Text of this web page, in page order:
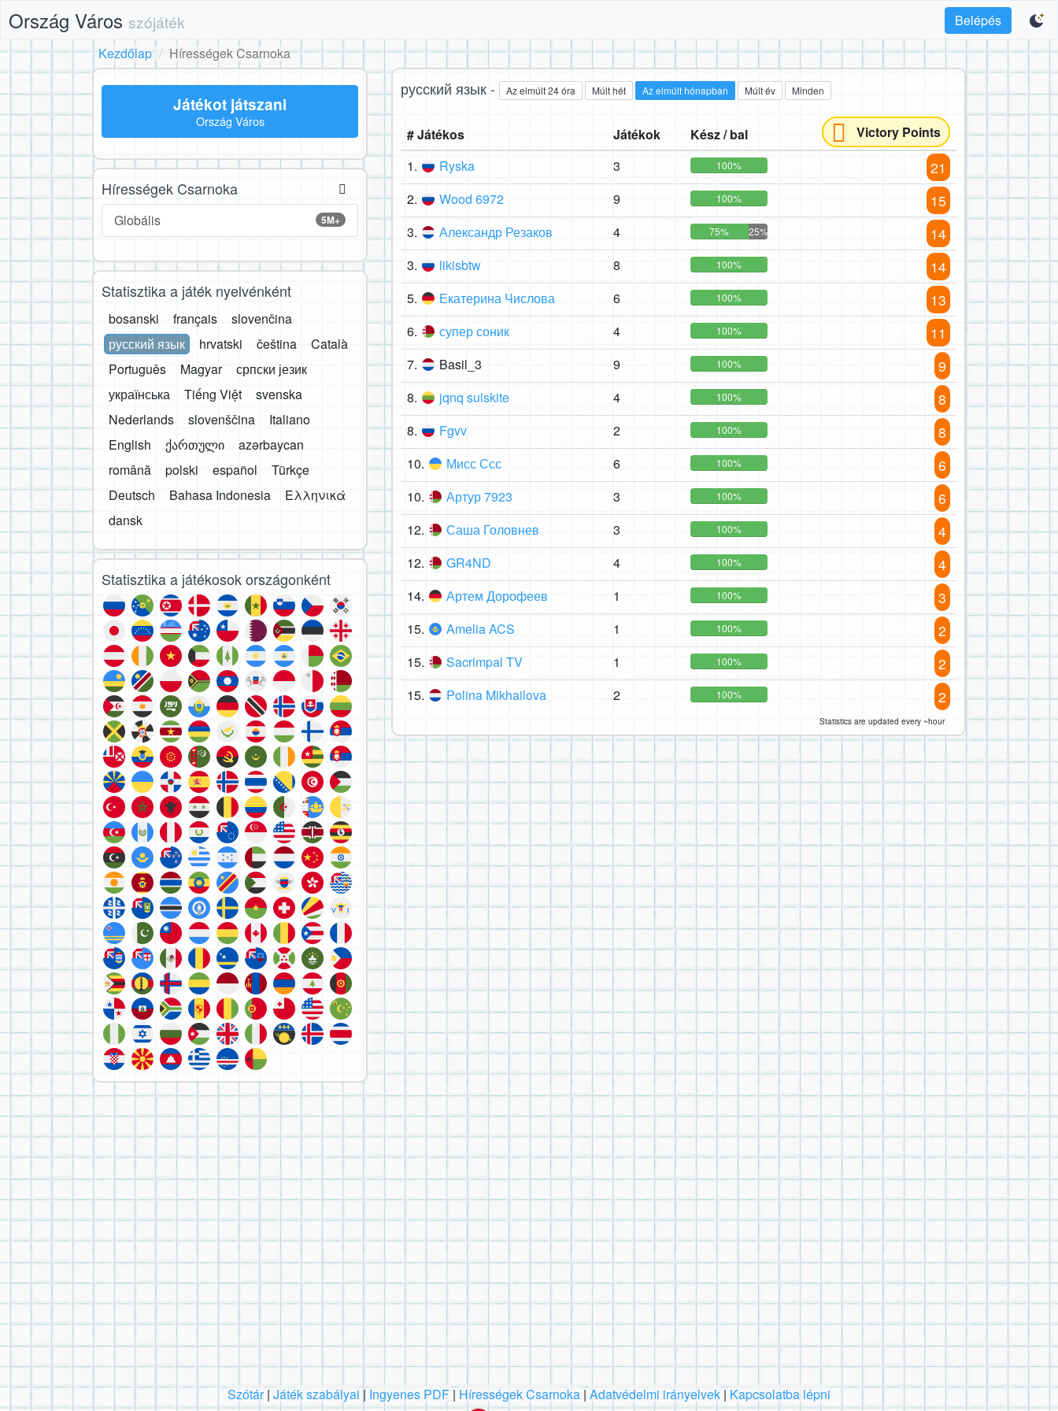
Ország Város szójáték
Belépés
Kezdőlap
Hírességek Csarnoka
русский язык - Az elmúlt 24 óra Múlt hét Az elmúlt hónapban Múlt év Minden
# Játékos Játékok Kész / bal
Victory Points
1.
Ryska 3 100% 21
2. Wood 6972 9 100% 15
3. Александр Резаков 4 75% 25% 14
3. likisbtw 8 100% 14
5. Екатерина Числова 6 100% 13
6. супер соник 4 100% 11
7. Basil_3 9 100% 9
8. jqnq sulskite 4 100% 8
8. Fgvv 2 100% 8
10. Мисс Ссс 6 100% 6
10. Артур 7923 3 100% 6
12. Саша Головнев 3 100% 4
12. GR4ND 4 100% 4
14. Артем Дорофеев 1 100% 3
15. Amelia ACS 1 100% 2
15. Sacrimpal TV 1 100% 2
15. Polina Mikhailova 2 100% 2
Statistics are updated every ~hour
Játékot játszani
Ország Város
Hírességek Csarnoka
5M+
Globális
Statisztika a játék nyelvénként
bosanski français
slovenčina
русский язык
hrvatski čeština
Català
Português
Magyar
српски језик
українська
Tiếng Việt
svenska
Nederlands
slovenščina
Italiano
English
ქართული
azərbaycan
română
polski español
Türkçe
Deutsch
Bahasa Indonesia
Ελληνικά
dansk
Statisztika a játékosok országonként
Szótár| Játék szabályai | Ingyenes PDF | Hírességek Csarnoka | Adatvédelmi irányelvek| Kapcsolatba lépni